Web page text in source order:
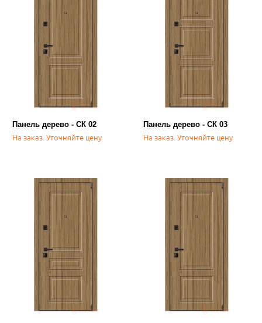
Панель дерево - СК 02
На заказ. Уточняйте цену
Панель дерево - СК 03
На заказ. Уточняйте цену